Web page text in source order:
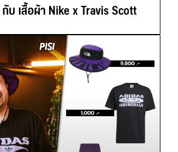
บ เสื้อผ้า Nike x Travis Scott